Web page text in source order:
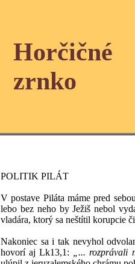
Horčičné
zrnko
POLITIK PILÁT
V postave Piláta máme pred
lebo bez neho by Ježiš nebol
vladára, ktorý sa neštítil korupcie
Nakoniec sa i tak nevyhol
hovorí aj Lk13,1:
„...